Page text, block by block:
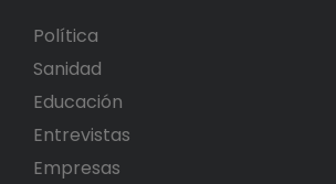
Política
Sanidad
Educación
Entrevistas
Empresas